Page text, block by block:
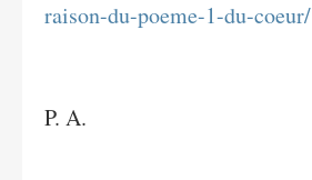
raison-du-poeme-1-du-coeur/
P. A.